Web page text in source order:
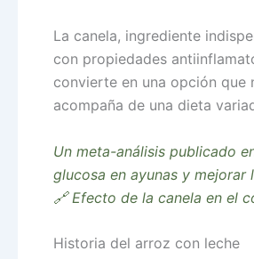
La canela, ingrediente
con propiedades
convierte en una opción que
acompaña de una dieta
Un meta-análisis publicado
glucosa en ayunas y
🔗 Efecto de la canela en el
Historia del arroz con leche